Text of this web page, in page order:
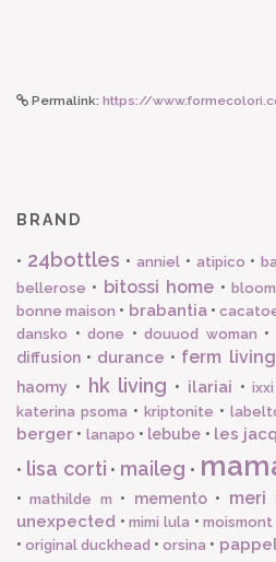
Permalink: https://www.formecolori.com:443/it_it/shop/maman_et_sophie/
BRAND
• 24bottles • anniel• atipico •
bellerose • bitossi home •
bonne maison • brabantia•
dansko • done • douuod woman •
diffusion • durance • ferm living
haomy • hk living • ilariai •ixxi
katerina psoma • kriptonite •
berger • lanapo • lebube • les
• lisa corti • maileg •
•mathilde m • memento• meri
unexpected •mimi lula •moismont
•original duckhead •orsina •